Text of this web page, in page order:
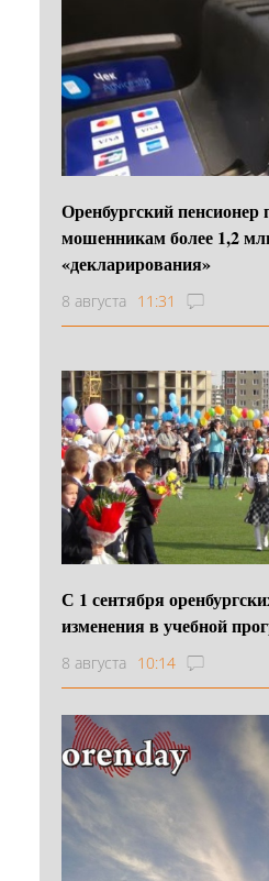
Оренбургский пенсионер
мошенникам более 1,2
«декларирования»
8 августа 11:31
С 1 сентября
изменения в учебной
8 августа 10:14